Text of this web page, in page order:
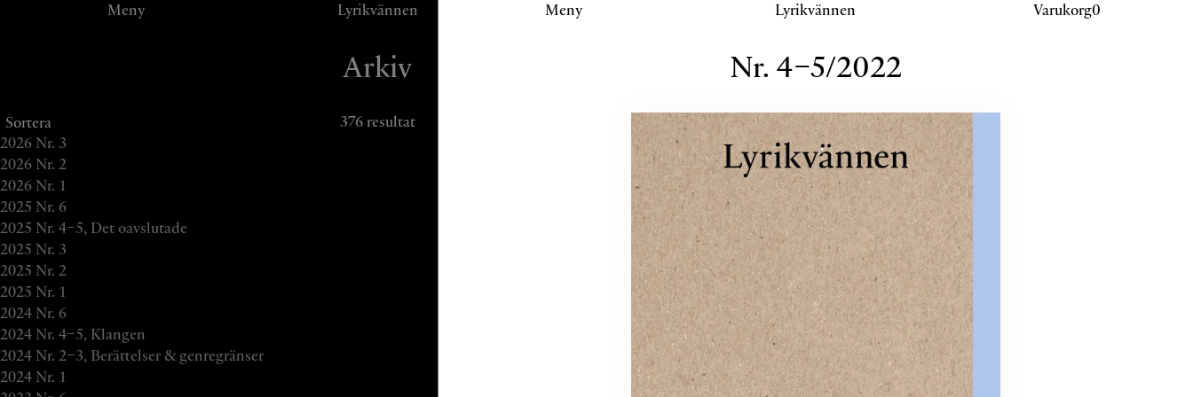
Klicka eller navigera för att aktivera detta sektion.
Meny Lyrikvännen
Arkiv
Sortera 376resultat
Filtrera
2026 Nr. 3 80 kr
Lägg till
2026 Nr. 2 80 kr Lägg till
2026 Nr. 1 80 kr Lägg till
2025 Nr. 6 80 kr Lägg till
2025 Nr. 4–5, Det oavslutade 100 kr
Lägg till
2025 Nr. 3 80 kr Lägg till
2025 Nr. 2 80 kr Lägg till
2025 Nr. 1 80 kr Lägg till
2024 Nr. 6 80 kr Lägg till
2024 Nr. 4–5, Klangen 100 kr Lägg till
2024 Nr. 2–3, Berättelser & genregränser 100 kr Lägg till
2024 Nr. 1 80 kr Lägg till
Klicka eller navigera för att aktivera detta sektion.
Meny Lyrikvännen Varukorg
Nr. 4–5/2022